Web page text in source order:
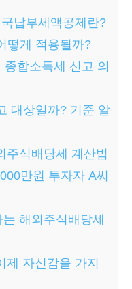
납부세액공제란?
떻게 적용될까?
합소득세 신고 의
대상일까? 기준 알
주식배당세 계산법
만원 투자자 A씨
해외주식배당세
제 자신감을 가지